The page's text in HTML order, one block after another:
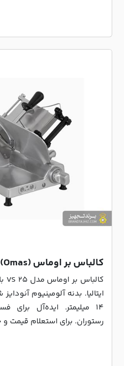
کالباس بر اوماس (Omas) - مدل VS 25
14 میلیمتر. ایده‌آل
رستوران. برای استعلام قیمت